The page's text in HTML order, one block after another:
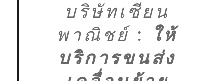
บริษัทเซียน
พาณิชย์ :
ให้
บริการขนส่ง